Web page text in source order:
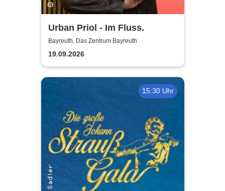
Urban Priol - Im Fluss.
Bayreuth, Das Zentrum Bayreuth
19.09.2026
15:30 Uhr